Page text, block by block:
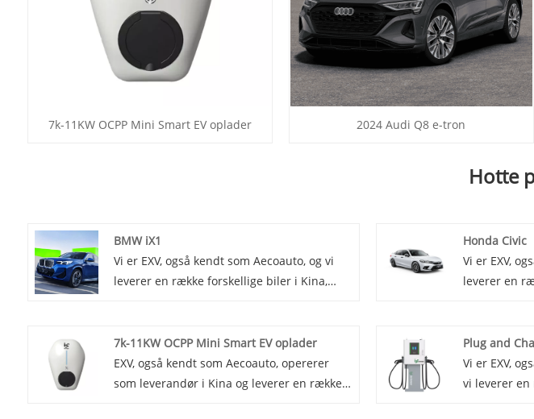
7k-11KW OCPP Mini Smart EV oplader 2024 Audi Q8 e-tron
Hotte
BMW iX1
Vi er EXV, også kendt som Aecoauto, og vi
leverer en række forskellige biler i Kina,
platformen. Den har et moderigtigt
udseende og moderne interiør og er
medlem af BMW-elbilserien.
Honda Civic
Vi er EXV,
leverer en
sporty
7k-11KW OCPP Mini Smart EV oplader
EXV, også kendt som Aecoauto, opererer
som leverandør i Kina og leverer en række
Plug and
Vi er EXV,
vi leverer